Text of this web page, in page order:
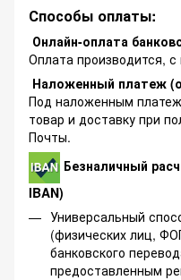
Способы оплаты:
Онлайн-оплата
Оплата производится,
Наложенный платеж
Под наложенным
товар и доставку при
Почты.
Безналичный
IBAN)
Универсальный
(физических лиц,
банковского
предоставленным